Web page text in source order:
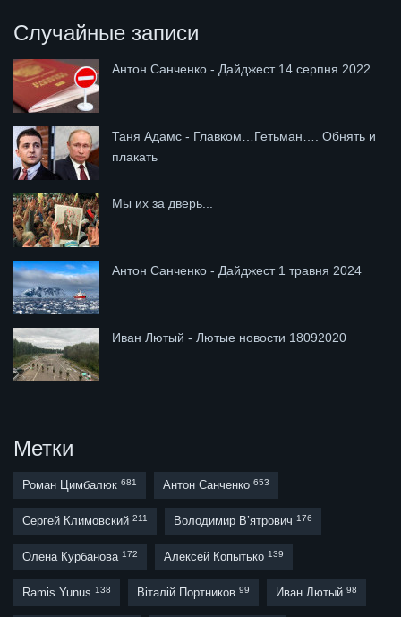
Случайные записи
Антон Санченко - Дайджест 14 серпня 2022
Таня Адамс - Главком…Гетьман…. Обнять и
плакать
Мы их за дверь...
Антон Санченко - Дайджест 1 травня 2024
Иван Лютый - Лютые новости 18092020
Метки
Роман Цимбалюк 681 Антон Санченко 653
Сергей Климовский 211 Володимир В’ятрович 176
Олена Курбанова 172 Алексей Копытько 139
Ramis Yunus 138 Віталій Портников 99 Иван Лютый 98